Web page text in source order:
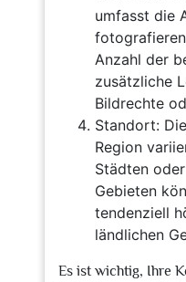
umfasst die
Anzahl der
zusätzliche
Bildrechte
Standort:
Region
Städten
Gebieten
tendenziell
ländlichen
Es ist wichtig, Ihre